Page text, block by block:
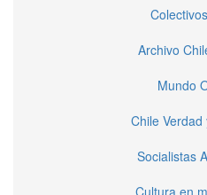
Archivo
Mundo
Chile
Socialistas
Cultura en